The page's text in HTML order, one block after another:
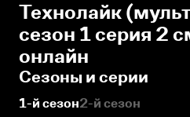
Технолайк
сезон 1 серия 2
онлайн
Сезоны и серии
1-й сезон2-й сезон